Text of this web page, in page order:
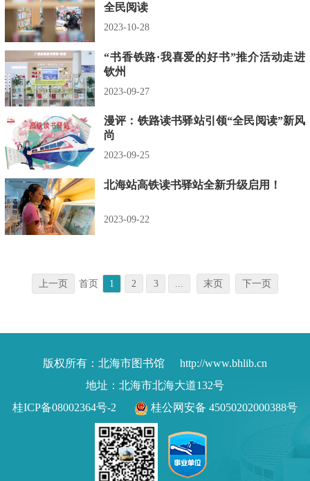
全民阅读
2023-10-28
“书香铁路·我喜爱的好书”推介活动走进
钦州
2023-09-27
漫评：铁路读书驿站引领“全民阅读”新风
尚
2023-09-25
北海站高铁读书驿站全新升级启用！
2023-09-22
上一页 首页 1 2 3 末页 下一页
版权所有：北海市图书馆
http://www.bhlib.cn
地址：北海市北海大道132号
桂ICP备08002364号-2
桂公网安备 45050202000388号